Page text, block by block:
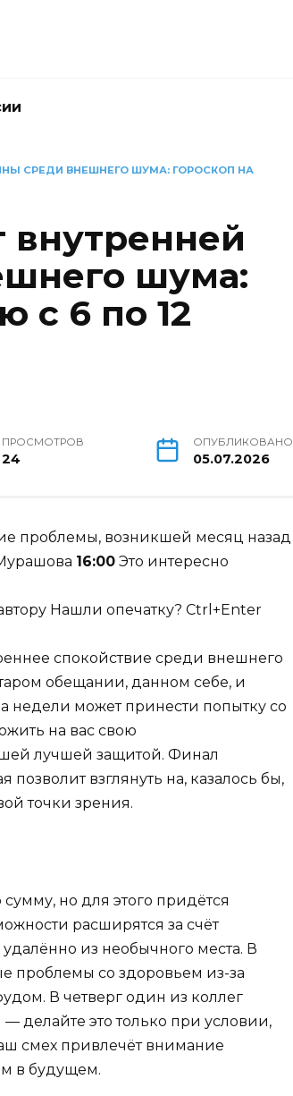
СРЕДИ ВНЕШНЕГО ШУМА: ГОРОСКОП НА
внутренней
шума:
с 6 по 12
ПРОСМОТРОВ
24
ОПУБЛИКОВАНО
05.07.2026
проблемы, возникшей месяц назад
16:00 Это интересно
Нашли опечатку? Ctrl+Enter
спокойствие среди внешнего
обещании, данном себе, и
недели может принести попытку со
на вас свою
лучшей защитой. Финал
взглянуть на, казалось бы,
точки зрения.
но для этого придётся
расширятся за счёт
из необычного места. В
проблемы со здоровьем из-за
В четверг один из коллег
делайте это только при условии,
смех привлечёт внимание
в будущем.